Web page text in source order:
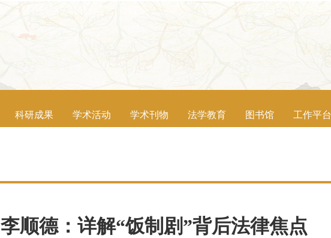
科研成果 学术活动 学术刊物 法学教育 图书馆 工作平台
李顺德：详解“饭制剧”背后法律焦点